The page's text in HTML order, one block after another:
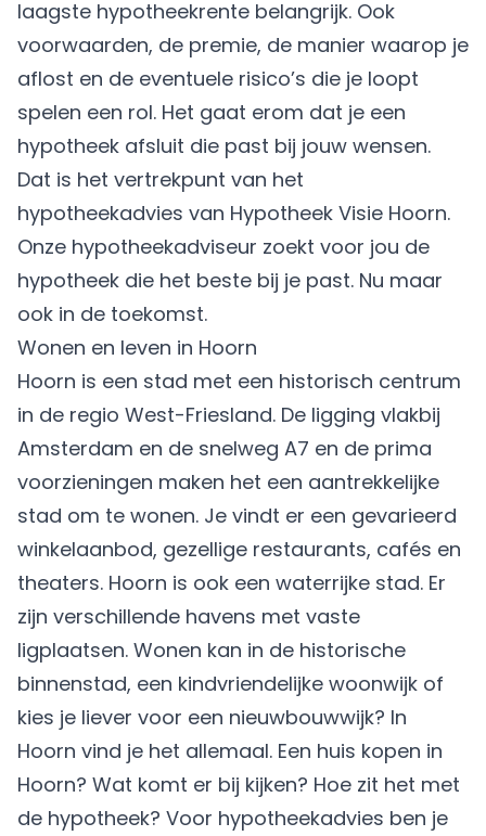
laagste hypotheekrente belangrijk. Ook
voorwaarden, de premie, de manier waarop je
aflost en de eventuele risico’s die je loopt
spelen een rol. Het gaat erom dat je een
hypotheek afsluit die past bij jouw wensen.
Dat is het vertrekpunt van het
hypotheekadvies van Hypotheek Visie Hoorn.
Onze hypotheekadviseur zoekt voor jou de
hypotheek die het beste bij je past. Nu maar
ook in de toekomst.
Wonen en leven in Hoorn
Hoorn is een stad met een historisch centrum
in de regio West-Friesland. De ligging vlakbij
Amsterdam en de snelweg A7 en de prima
voorzieningen maken het een aantrekkelijke
stad om te wonen. Je vindt er een gevarieerd
winkelaanbod, gezellige restaurants, cafés en
theaters. Hoorn is ook een waterrijke stad. Er
zijn verschillende havens met vaste
ligplaatsen. Wonen kan in de historische
binnenstad, een kindvriendelijke woonwijk of
kies je liever voor een nieuwbouwwijk? In
Hoorn vind je het allemaal. Een huis kopen in
Hoorn? Wat komt er bij kijken? Hoe zit het met
de hypotheek? Voor hypotheekadvies ben je